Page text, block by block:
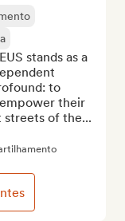
stands as a
to
their
streets of the...